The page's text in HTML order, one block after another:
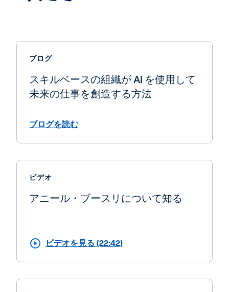
ブログ
スキルベースの組織が AI を使用して
未来の仕事を創造する方法
ブログを読む
ビデオ
アニール・ブースリについて知る
ビデオを見る (22:42)